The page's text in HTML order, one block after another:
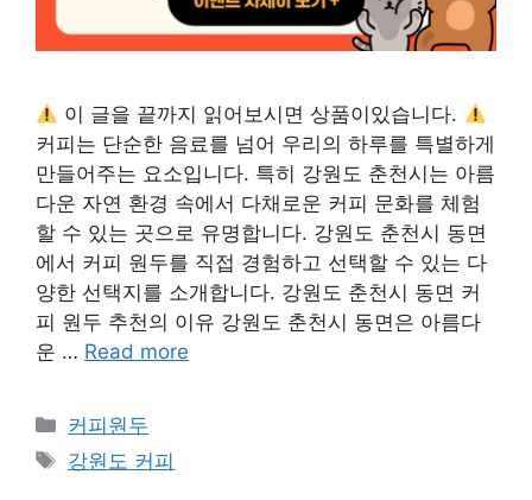
이 글을 끝까지 읽어보시면 상품이있습니다.
커피는 단순한 음료를 넘어 우리의 하루를 특별하게
만들어주는 요소입니다. 특히 강원도 춘천시는 아름
다운 자연 환경 속에서 다채로운 커피 문화를 체험
할 수 있는 곳으로 유명합니다. 강원도 춘천시 동면
에서 커피 원두를 직접 경험하고 선택할 수 있는 다
양한 선택지를 소개합니다. 강원도 춘천시 동면 커
피 원두 추천의 이유 강원도 춘천시 동면은 아름다
운 … Read more
카
테
커피원두
태
강원도 커피